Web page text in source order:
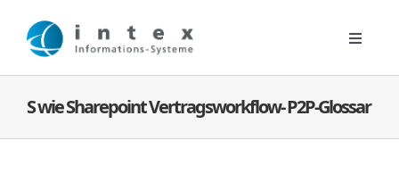
Inhalt
springen
Toggle
Kontakt
S wie Sharepoint Vertragsworkflow- P2P-Glossar